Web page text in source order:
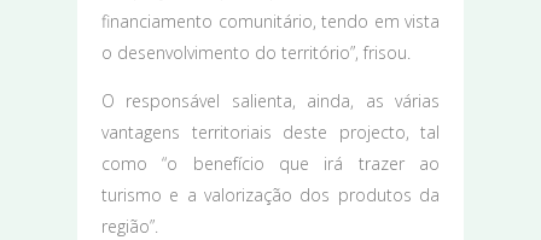
financiamento comunitário, tendo em vista
o desenvolvimento do território”, frisou.
O responsável salienta, ainda, as várias
vantagens territoriais deste projecto, tal
como “o benefício que irá trazer ao
turismo e a valorização dos produtos da
região”.